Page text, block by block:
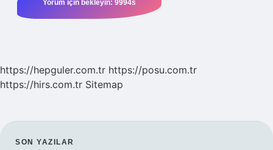
https://hepguler.com.tr https://posu.com.tr
https://hirs.com.tr Sitemap
SON YAZILAR